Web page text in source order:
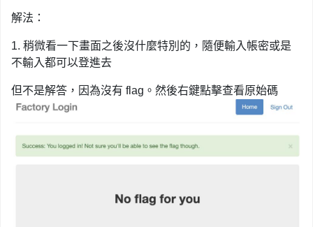
解法：
1. 稍微看一下畫面之後沒什麼特別的，隨便輸入帳密或是
不輸入都可以登進去
但不是解答，因為沒有 flag。然後右鍵點擊查看原始碼